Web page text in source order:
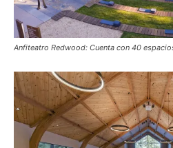
Anfiteatro Redwood: Cuenta con 40